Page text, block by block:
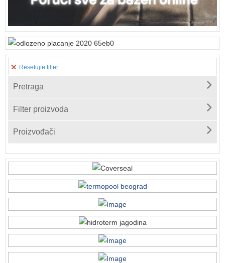
Resetujte filter
Pretraga
Filter proizvoda
Proizvođači